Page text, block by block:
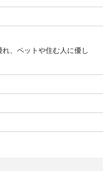
、ペットや住む人に優し